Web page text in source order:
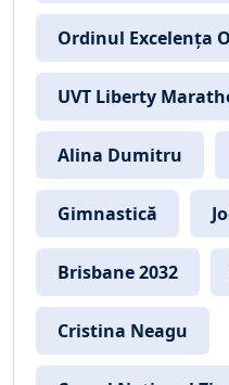
Ordinul Excelența
UVT Liberty
Alina Dumitru
Gimnastică
Brisbane 2032
Cristina Neagu